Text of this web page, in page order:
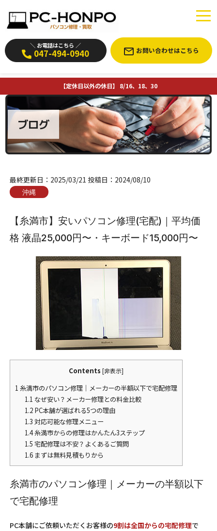
＼ お電話はこちら ／
047-494-0940 お問い合わせはこちら
【定休日以外の休日】 8/16、18、30
ブログ
最終更新日： 2025/03/21 投稿日： 2024/08/10
沖縄
【糸満市】安いパソコン修理(宅配)｜平均価
格 液晶25,000円〜・キーボード15,000円〜
Contents [非表示]
1 糸満市のパソコン修理｜メーカーの半額以下で宅配修理
1.1 なぜ安い？メーカー修理との料金比較
1.2PC本舗が選ばれる5つの理由
1.3 対応可能な修理メニュー
1.4糸満市からの修理はかんたん3ステップ
1.5 宅配修理は不安？よくあるご質問
1.6まずは無料見積もりから
糸満市のパソコン修理｜メーカーの半額以下
で宅配修理
PC本舗にご依頼いただくお客様の9割は全国からの宅配修理で